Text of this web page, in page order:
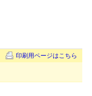
印刷用ページはこちら